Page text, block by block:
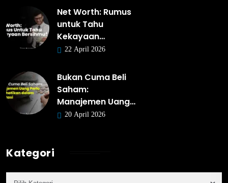
Net Worth: Rumus
untuk Tahu
Kekayaan…
22 April 2026
Bukan Cuma Beli
Saham:
Manajemen Uang…
20 April 2026
Kategori